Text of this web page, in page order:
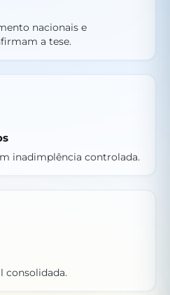
nacionais e
a tese.
inadimplência controlada.
consolidada.